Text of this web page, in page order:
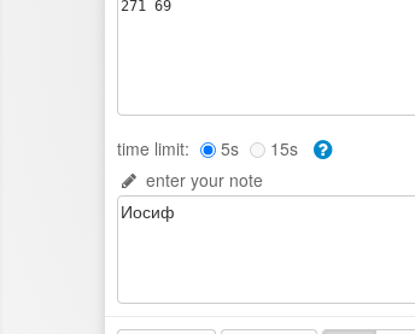
time limit: 5s
15s
enter your note